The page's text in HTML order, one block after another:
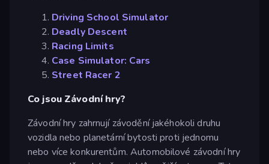
Driving School Simulator
Deadly Descent
Racing Limits
Case Simulator: Cars
Street Racer 2
Co jsou Závodní hry?
Závodní hry zahrnují závodění jakéhokoli druhu
vozidla nebo planetární bytosti proti jednomu
nebo více konkurentům. Automobilové závodní hry